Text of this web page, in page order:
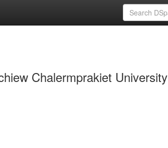
Chalermprakiet University